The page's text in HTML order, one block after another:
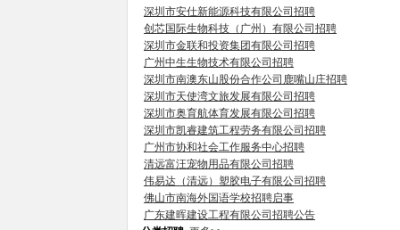
深圳市安仕新能源科技有限公司招聘
创芯国际生物科技（广州）有限公司招聘
深圳市金联和投资集团有限公司招聘
广州中生生物技术有限公司招聘
深圳市南澳东山股份合作公司鹿嘴山庄招聘
深圳市天使湾文旅发展有限公司招聘
深圳市奥育航体育发展有限公司招聘
深圳市凯睿建筑工程劳务有限公司招聘
广州市协和社会工作服务中心招聘
清远富汪宠物用品有限公司招聘
伟易达（清远）塑胶电子有限公司招聘
佛山市南海外国语学校招聘启事
广东建晖建设工程有限公司招聘公告